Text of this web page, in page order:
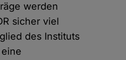
werden
sicher viel
des Instituts